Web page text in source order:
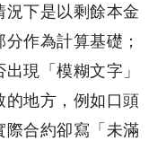
下是以剩餘本金
作為計算基礎；
現「模糊文字」
的地方，例如口頭
際合約卻寫「未滿